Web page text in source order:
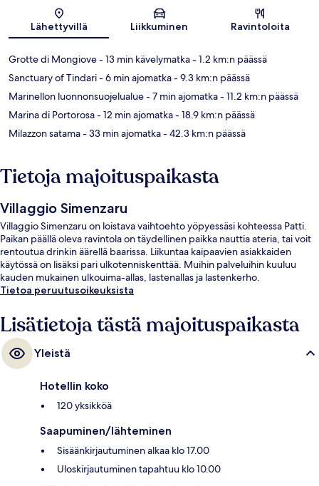
Kartta
Lähettyvillä Liikkuminen Ravintoloita
Grotte di Mongiove- 13 min kävelymatka- 1.2 km:n päässä
Sanctuary of Tindari- 6 min ajomatka- 9.3 km:n päässä
Marinellon luonnonsuojelualue- 7 min ajomatka- 11.2 km:n päässä
Marina di Portorosa- 12 min ajomatka- 18.9 km:n päässä
Milazzon satama- 33 min ajomatka- 42.3 km:n päässä
Tietoja majoituspaikasta
Villaggio Simenzaru
Villaggio Simenzaru on loistava vaihtoehto yöpyessäsi kohteessa Patti.
Paikan päällä oleva ravintola on täydellinen paikka nauttia ateria, tai voit
rentoutua drinkin äärellä baarissa. Liikuntaa kaipaavien asiakkaiden
käytössä on lisäksi pari ulkotenniskenttää. Muihin palveluihin kuuluu
kauden mukainen ulkouima-allas, lastenallas ja lastenkerho.
Tietoa peruutusoikeuksista
Lisätietoja tästä majoituspaikasta
Yleistä
Hotellin koko
120 yksikköä
Saapuminen/lähteminen
Sisäänkirjautuminen alkaa klo 17.00
Uloskirjautuminen tapahtuu klo 10.00